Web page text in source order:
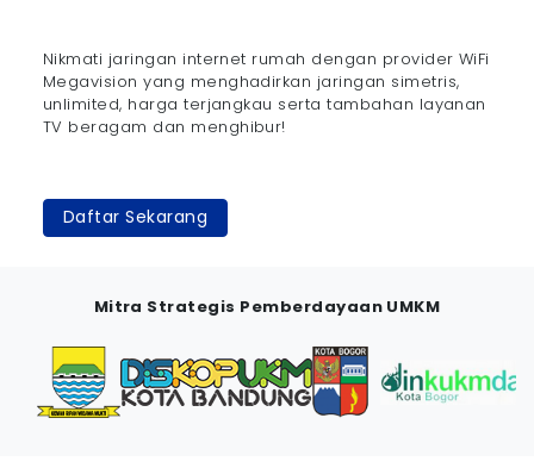
Nikmati jaringan internet rumah dengan provider WiFi
Megavision yang menghadirkan jaringan simetris,
unlimited, harga terjangkau serta tambahan layanan
TV beragam dan menghibur!
Daftar Sekarang
Mitra Strategis Pemberdayaan UMKM